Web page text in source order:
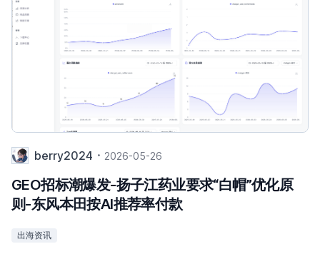
berry2024 2026-05-26
GEO招标潮爆发-扬子江药业要求“白帽”优化原
则-东风本田按AI推荐率付款
出海资讯